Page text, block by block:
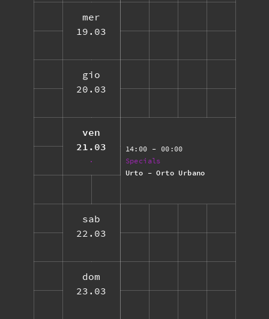
mer
19.03
gio
20.03
ven
21.03
14:00 - 00:00
Specials
Urto - Orto Urbano
sab
22.03
dom
23.03